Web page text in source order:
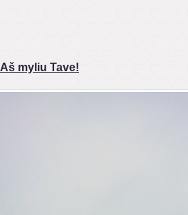
Aš myliu Tave!